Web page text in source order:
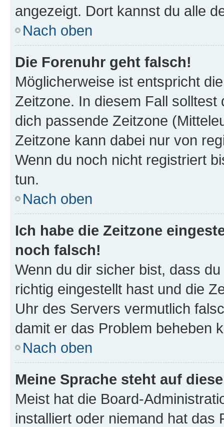
angezeigt. Dort kannst du alle
Nach oben
Die Forenuhr geht falsch!
Möglicherweise ist entspricht
Zeitzone. In diesem Fall solltest
dich passende Zeitzone
Zeitzone kann dabei nur von
Wenn du noch nicht registriert
tun.
Nach oben
Ich habe die Zeitzone
noch falsch!
Wenn du dir sicher bist, dass
richtig eingestellt hast und die
Uhr des Servers vermutlich
damit er das Problem beheben
Nach oben
Meine Sprache steht auf
Meist hat die Board-
installiert oder niemand hat das